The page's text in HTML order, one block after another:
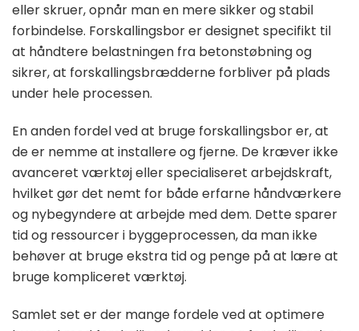
eller skruer, opnår man en mere sikker og stabil
forbindelse. Forskallingsbor er designet specifikt til
at håndtere belastningen fra betonstøbning og
sikrer, at forskallingsbrædderne forbliver på plads
under hele processen.
En anden fordel ved at bruge forskallingsbor er, at
de er nemme at installere og fjerne. De kræver ikke
avanceret værktøj eller specialiseret arbejdskraft,
hvilket gør det nemt for både erfarne håndværkere
og nybegyndere at arbejde med dem. Dette sparer
tid og ressourcer i byggeprocessen, da man ikke
behøver at bruge ekstra tid og penge på at lære at
bruge kompliceret værktøj.
Samlet set er der mange fordele ved at optimere